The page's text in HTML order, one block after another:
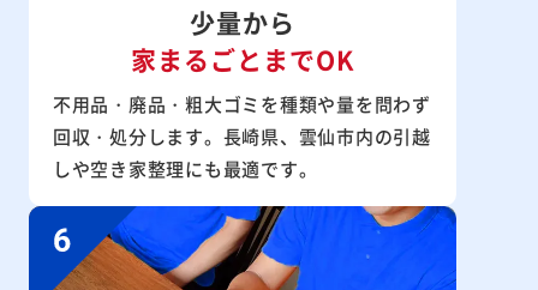
少量から
家まるごとまでOK
不用品・廃品・粗大ゴミを種類や量を問わず
回収・処分します。長崎県、雲仙市内の引越
しや空き家整理にも最適です。